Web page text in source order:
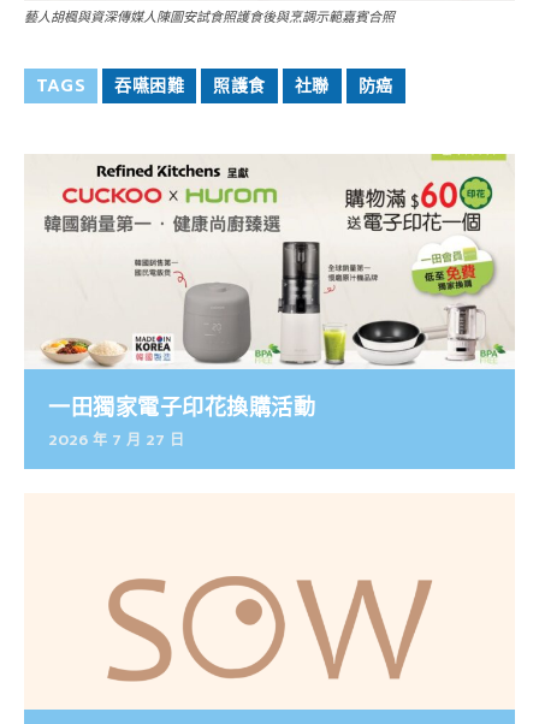
藝人胡楓與資深傳媒人陳圖安試食照護食後與烹調示範嘉賓合照
TAGS 吞嚥困難 照護食 社聯 防癌
一田獨家電子印花換購活動
2026 年 7 月 27 日